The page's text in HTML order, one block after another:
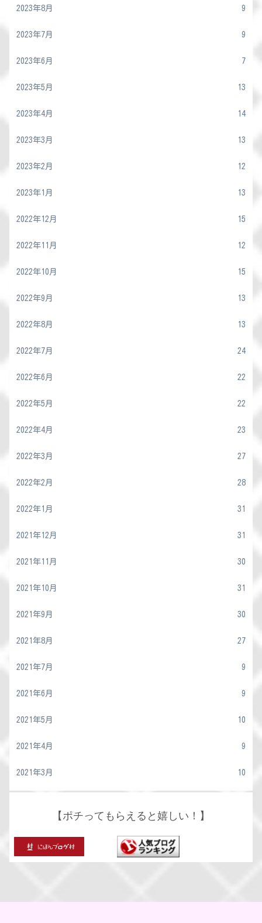
2023年8月 9
2023年7月 9
2023年6月 7
2023年5月 13
2023年4月 14
2023年3月 13
2023年2月 12
2023年1月 13
2022年12月 15
2022年11月 12
2022年10月 15
2022年9月 13
2022年8月 13
2022年7月 24
2022年6月 22
2022年5月 22
2022年4月 23
2022年3月 27
2022年2月 28
2022年1月 31
2021年12月 31
2021年11月 30
2021年10月 31
2021年9月 30
2021年8月 27
2021年7月 9
2021年6月 9
2021年5月 10
2021年4月 9
2021年3月 10
【ポチってもらえると嬉しい！】